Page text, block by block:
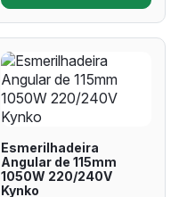
Esmerilhadeira
Angular de 115mm
1050W 220/240V
Kynko